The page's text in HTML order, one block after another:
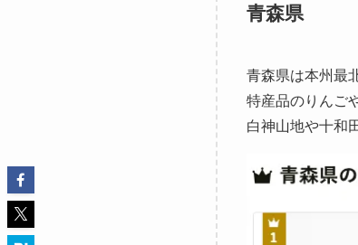
青森県
青森県は本州最
特産品のりんご
白神山地や十和